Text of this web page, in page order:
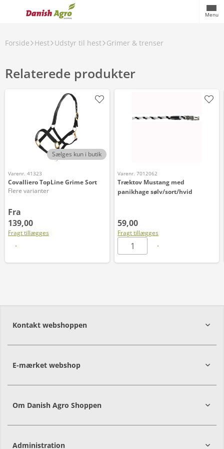
Menu
Forside Hest Udstyr til hest Grimer & trenser
Relaterede produkter
Sælges kun i butik
Varenr. 41323
Covalliero TopLine Grime Sort
Flere varianter
Fra
139,00
Fragt tillægges
Varenr. 7012062
Træktov Mustang med
panikhage sølv/sort/hvid
59,00
Fragt tillægges
Kontakt webshoppen
E-mærket webshop
Om Danish Agro Shoppen
Administration